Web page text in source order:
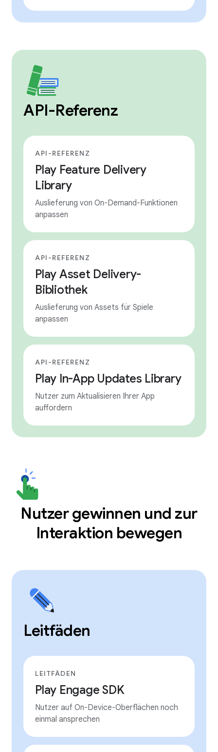
API-Referenz
API-REFERENZ
Play Feature Delivery
Library
Auslieferung von On-Demand-Funktionen
anpassen
API-REFERENZ
Play Asset Delivery-
Bibliothek
Auslieferung von Assets für Spiele
anpassen
API-REFERENZ
Play In-App Updates Library
Nutzer zum Aktualisieren Ihrer App
auffordern
Nutzer gewinnen und zur
Interaktion bewegen
Leitfäden
LEITFÄDEN
Play Engage SDK
Nutzer auf On-Device-Oberflächen noch
einmal ansprechen